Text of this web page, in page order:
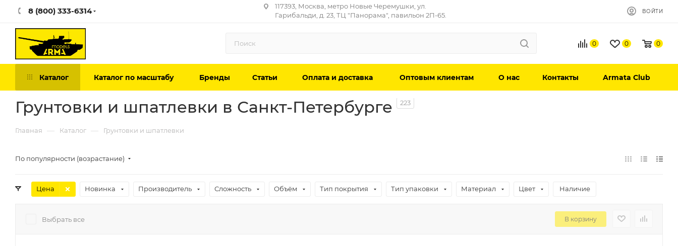
8 (800) 333-6314
117393, Москва, метро Новые Черемушки, ул.
Гарибальди, д. 23, ТЦ "Панорама", павильон 2П-65.
ВОЙТИ
0 0 0
Каталог Каталог по масштабу Бренды Статьи Оплата и доставка Оптовым клиентам О нас Контакты Armata Club
Грунтовки и шпатлевки в Санкт-Петербурге 223
Главная — Каталог — Грунтовки и шпатлевки
По популярности (возрастание)
Цена Новинка Производитель Сложность Объём Тип покрытия Тип упаковки Материал Цвет Наличие
Выбрать все В корзину